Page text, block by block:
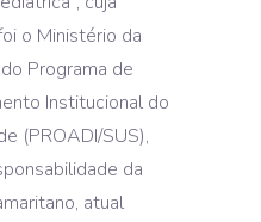
o Ministério da
Programa de
Institucional do
(PROADI/SUS),
da
atual